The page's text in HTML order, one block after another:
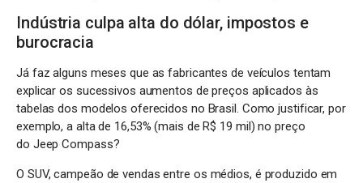
Indústria culpa alta do dólar, impostos e
burocracia
Já faz alguns meses que as fabricantes de veículos tentam
explicar os sucessivos aumentos de preços aplicados às
tabelas dos modelos oferecidos no Brasil. Como justificar, por
exemplo, a alta de 16,53% (mais de R$ 19 mil) no preço
do Jeep Compass?
O SUV, campeão de vendas entre os médios, é produzido em